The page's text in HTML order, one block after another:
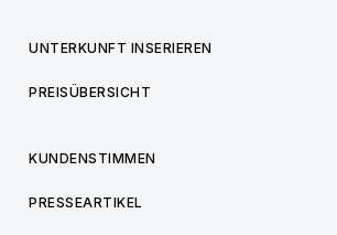
UNTERKUNFT INSERIEREN
PREISÜBERSICHT
KUNDENSTIMMEN
PRESSEARTIKEL